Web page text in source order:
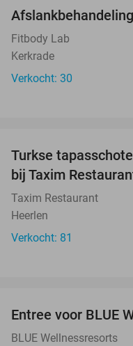
Fitbody Lab
Kerkrade
Verkocht: 30
Turkse
bij Taxim
Taxim Restaurant
Heerlen
Verkocht: 81
Entree voor BLUE
BLUE Wellnessresorts